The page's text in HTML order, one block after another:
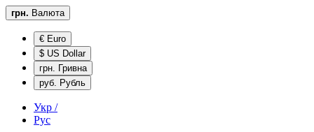
грн. Валюта
€ Euro
$ US Dollar
грн. Гривна
руб. Рубль
Укр /
Рус